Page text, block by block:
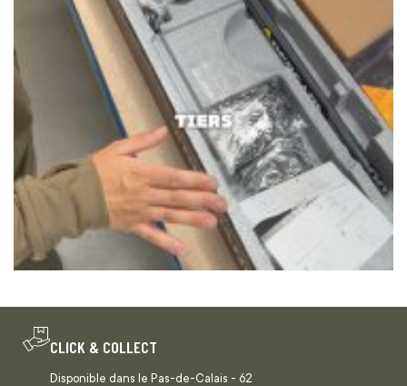
CLICK & COLLECT
Disponible dans le Pas-de-Calais - 62